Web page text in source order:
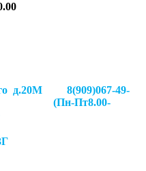
д.20М 8(909)067-49-
д.13Г